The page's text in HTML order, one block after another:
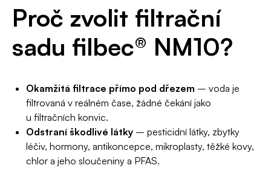
Proč zvolit filtrační
sadu filbec® NM10?
Okamžitá filtrace přímo pod dřezem – voda je
filtrovaná v reálném čase, žádné čekání jako
u filtračních konvic.
Odstraní škodlivé látky – pesticidní látky, zbytky
léčiv, hormony, antikoncepce, mikroplasty, těžké kovy,
chlor a jeho sloučeniny a PFAS.